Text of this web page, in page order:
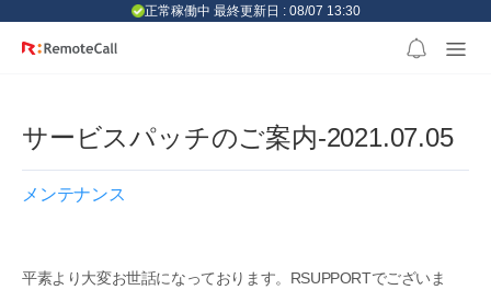
正常稼働中 最終更新日 : 08/07 13:30
サービスパッチのご案内-2021.07.05
メンテナンス
平素より大変お世話になっております。RSUPPORTでございま